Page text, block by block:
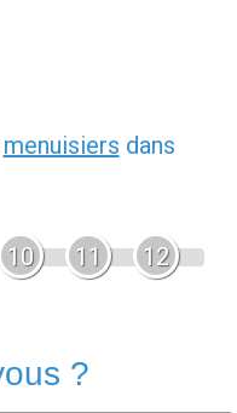
menuisiers dans
10 11 12
?